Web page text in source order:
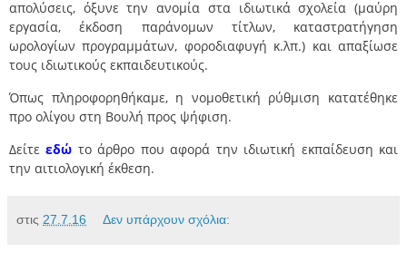
απολύσεις, όξυνε την ανομία στα ιδιωτικά σχολεία (μαύρη
εργασία, έκδοση παράνομων τίτλων, καταστρατήγηση
ωρολογίων προγραμμάτων, φοροδιαφυγή κ.λπ.) και απαξίωσε
τους ιδιωτικούς εκπαιδευτικούς.
Όπως πληροφορηθήκαμε, η νομοθετική ρύθμιση κατατέθηκε
προ ολίγου στη Βουλή προς ψήφιση.
Δείτεεδώ το άρθρο που αφορά την ιδιωτική εκπαίδευση και
την αιτιολογική έκθεση.
στις 27.7.16 Δεν υπάρχουν σχόλια: